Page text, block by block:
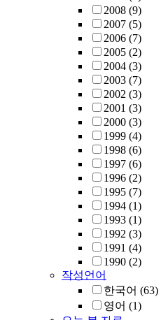
2008 (9)
2007 (5)
2006 (7)
2005 (2)
2004 (3)
2003 (7)
2002 (3)
2001 (3)
2000 (3)
1999 (4)
1998 (6)
1997 (6)
1996 (2)
1995 (7)
1994 (1)
1993 (1)
1992 (3)
1991 (4)
1990 (2)
작성언어
한국어 (63)
영어 (1)